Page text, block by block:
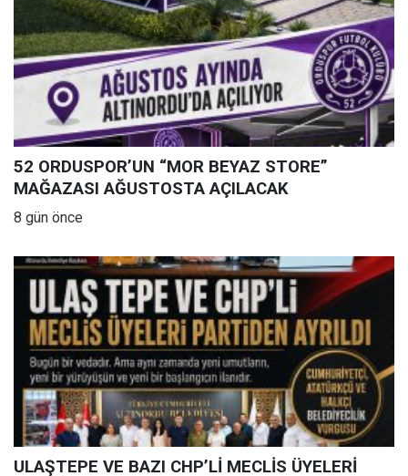
52 ORDUSPOR’UN “MOR BEYAZ STORE”
MAĞAZASI AĞUSTOSTA AÇILACAK
8 gün önce
ULAŞTEPE VE BAZI CHP’Lİ MECLİS ÜYELERİ